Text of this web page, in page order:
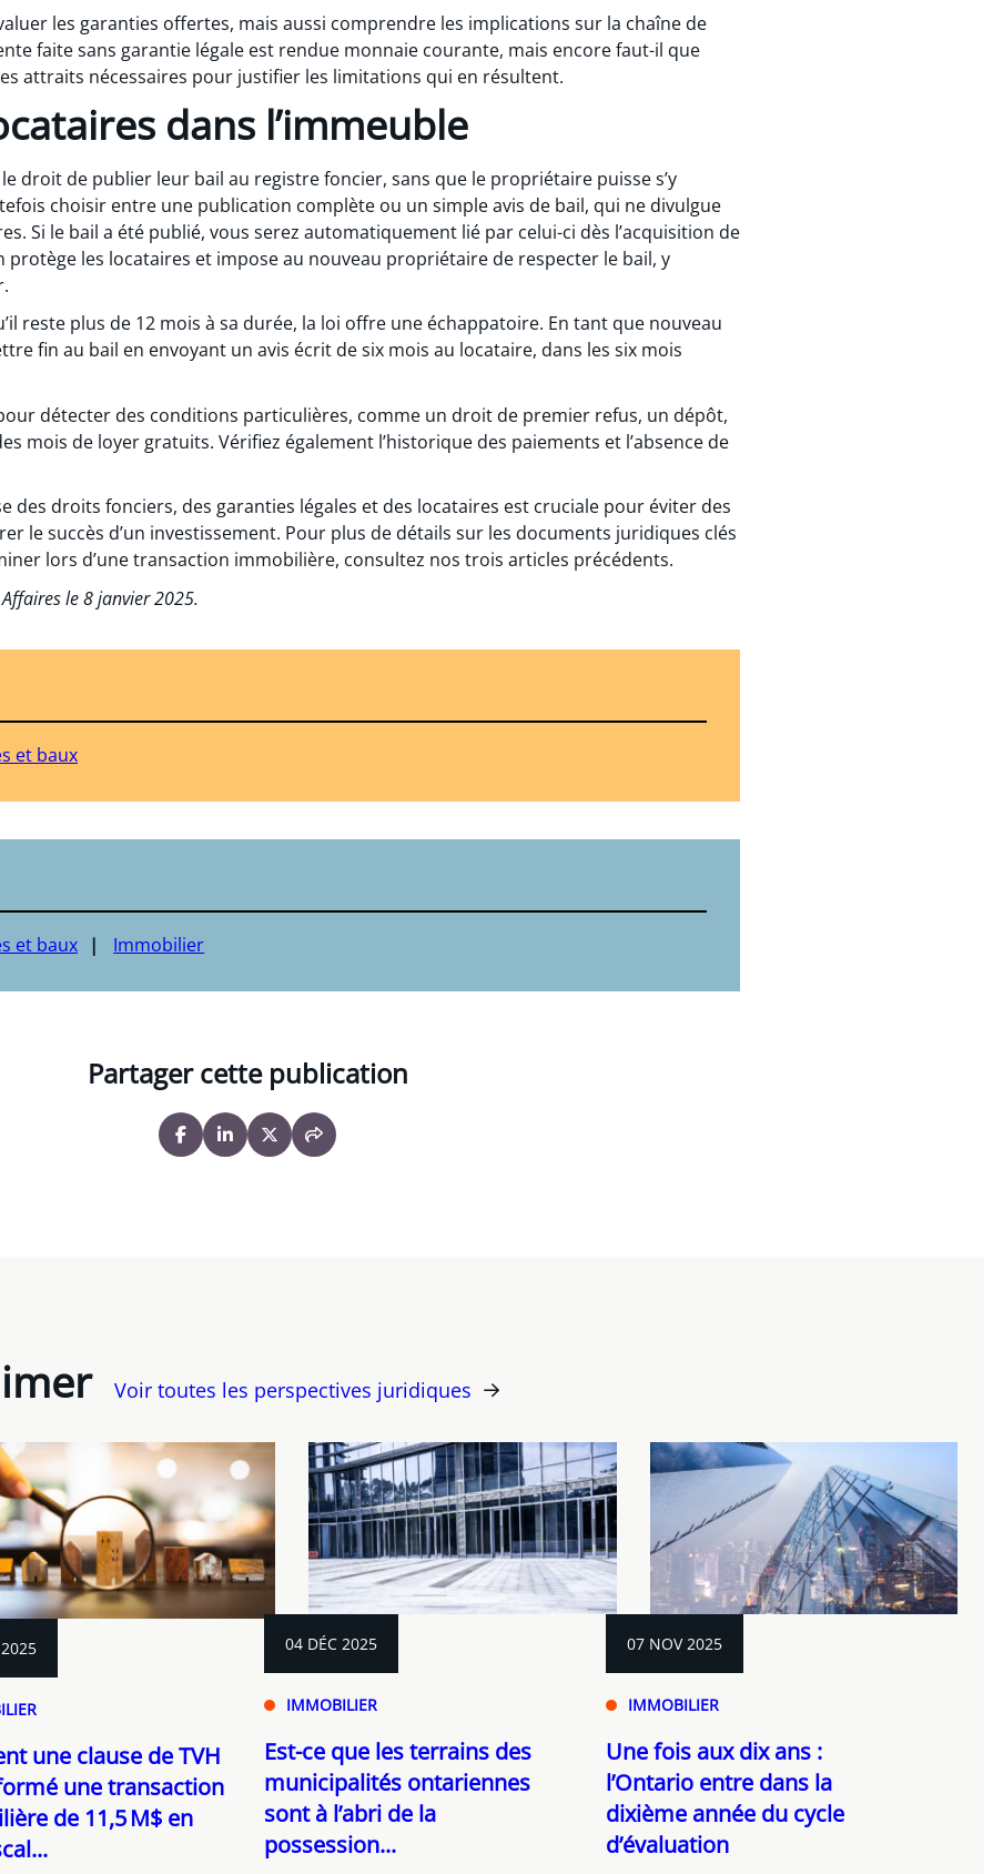
les garanties offertes, mais aussi comprendre les implications sur la chaîne de
faite sans garantie légale est rendue monnaie courante, mais encore faut-il que
attraits nécessaires pour justifier les limitations qui en résultent.
dans l’immeuble
droit de publier leur bail au registre foncier, sans que le propriétaire puisse s’y
choisir entre une publication complète ou un simple avis de bail, qui ne divulgue
Si le bail a été publié, vous serez automatiquement lié par celui-ci dès l’acquisition de
les locataires et impose au nouveau propriétaire de respecter le bail, y
reste plus de 12 mois à sa durée, la loi offre une échappatoire. En tant que nouveau
fin au bail en envoyant un avis écrit de six mois au locataire, dans les six mois
détecter des conditions particulières, comme un droit de premier refus, un dépôt,
mois de loyer gratuits. Vérifiez également l’historique des paiements et l’absence de
des droits fonciers, des garanties légales et des locataires est cruciale pour éviter des
le succès d’un investissement. Pour plus de détails sur les documents juridiques clés
lors d’une transaction immobilière, consultez nos trois articles précédents.
le 8 janvier 2025.
et baux
et baux Immobilier
Partager cette publication
Voir toutes les perspectives juridiques
une clause de TVH
une transaction
de 11,5 M$ en
04 DÉC 2025
IMMOBILIER
Est-ce que les terrains des
municipalités ontariennes
sont à l’abri de la
possession...
07 NOV 2025
IMMOBILIER
Une fois aux dix ans :
l’Ontario entre dans la
dixième année du cycle
d’évaluation